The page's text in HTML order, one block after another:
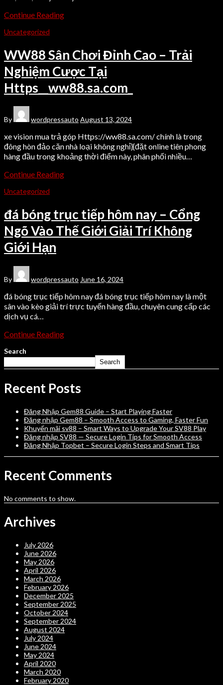
Continue Reading
Uncategorized
WW88 Sân Chơi Đỉnh Cao – Trải
Nghiệm Cược Tại
Https__ww88.sa.com_
By wordpressauto August 13, 2024
xe vision mua trả góp Https://ww88.sa.com/ chính là trong
đông hòn đảo căn nhà loại không nghỉ}{đặt online tiên phong
hàng đầu trong khoảng thời điểm này, phân phối nhiều…
Continue Reading
Uncategorized
đá bóng trục tiếp hôm nay – Cổng
Ngõ Vào Thế Giới Giải Trí Không
Giới Hạn
By wordpressauto June 16, 2024
đá bóng trục tiếp hôm nay đá bóng trục tiếp hôm nay là một
sân vào kèo giải trí trực tuyến hàng đầu, chuyên cung cấp các
dịch vụ cá…
Continue Reading
Search
Search
Recent Posts
Đăng Nhập Gem88 Guide – Start Playing Faster
Đăng nhập Gem88 – Smooth Access to Gaming, Faster Fun
Khuyến mãi sv88 – Smart Ways to Upgrade Your SV88 Play
Đăng nhập SV88 — Secure Login Tips for Smooth Access
Đăng Nhập Topbet – Secure Login Steps and Smart Tips
Recent Comments
No comments to show.
Archives
July 2026
June 2026
May 2026
April 2026
March 2026
February 2026
December 2025
September 2025
October 2024
September 2024
August 2024
July 2024
June 2024
May 2024
April 2020
March 2020
February 2020